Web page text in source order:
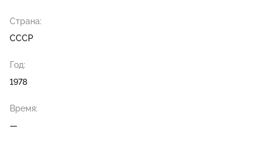
Страна:
СССР
Год:
1978
Время:
—